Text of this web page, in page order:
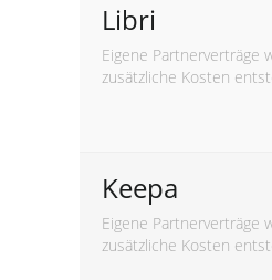
Libri
Eigene Partnerverträge
zusätzliche Kosten
Keepa
Eigene Partnerverträge
zusätzliche Kosten